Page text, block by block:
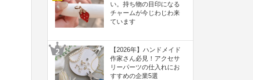
い。持ち物の目印になる
チャームが今じわじわ来
ています
【2026年】ハンドメイド
作家さん必見！アクセサ
リーパーツの仕入れにお
すすめの企業5選